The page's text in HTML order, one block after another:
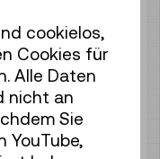
Tickets
cookielos,
Cookies für
Alle Daten
nicht an
Sie
YouTube,